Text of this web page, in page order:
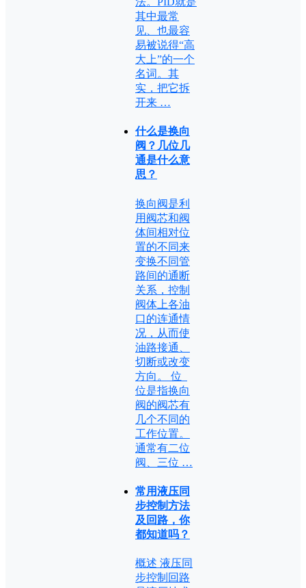
其中最常
见、也最容
易被说得“高
大上”的一个
名词。其
实，把它拆
开来 …
什么是换向
阀？几位几
通是什么意
思？
换向阀是利
用阀芯和阀
体间相对位
置的不同来
变换不同管
路间的通断
关系，控制
阀体上各油
口的连通情
况，从而使
油路接通、
切断或改变
方向。 位
位是指换向
阀的阀芯有
几个不同的
工作位置。
通常有二位
阀、三位 …
常用液压同
步控制方法
及回路，你
都知道吗？
概述 液压同
步控制回路